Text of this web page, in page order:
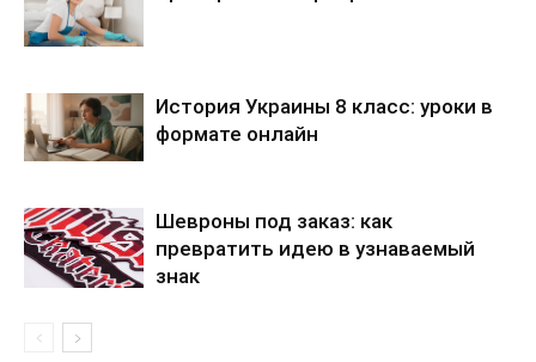
История Украины 8 класс: уроки в
формате онлайн
Шевроны под заказ: как
превратить идею в узнаваемый
знак